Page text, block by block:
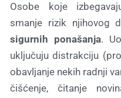
Osobe koje
smanje rizik njihovog
sigurnih ponašanja.
uključuju distrakciju
obavljanje nekih radnji
čišćenje, čitanje